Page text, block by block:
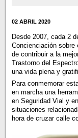
02 ABRIL 2020
Desde 2007, cada 2
Concienciación sobre
de contribuir a la
Trastorno del
una vida plena y
Para conmemorar
en marcha una
en Seguridad Vial y
situaciones
hora de cruzar calle